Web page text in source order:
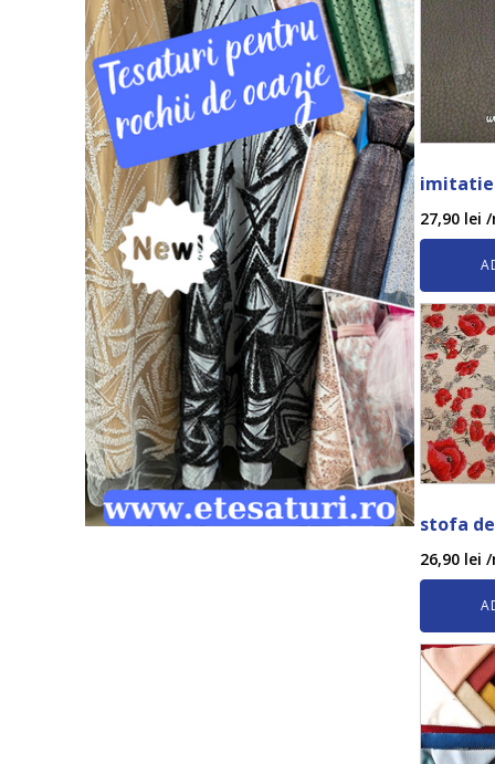
imitatie
27,90 lei /
stofa
26,90 lei /